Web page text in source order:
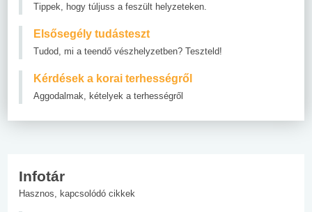
Tippek, hogy túljuss a feszült helyzeteken.
Elsősegély tudásteszt
Tudod, mi a teendő vészhelyzetben? Teszteld!
Kérdések a korai terhességről
Aggodalmak, kételyek a terhességről
Infotár
Hasznos, kapcsolódó cikkek